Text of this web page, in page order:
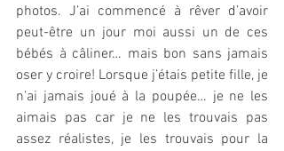
photos. J’ai commencé à rêver d’avoir
peut-être un jour moi aussi un de ces
bébés à câliner… mais bon sans jamais
oser y croire! Lorsque j’étais petite fille, je
n’ai jamais joué à la poupée… je ne les
aimais pas car je ne les trouvais pas
assez réalistes, je les trouvais pour la